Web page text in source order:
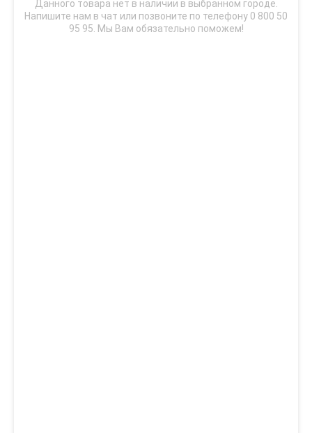
Данного товара нет в наличии в выбранном городе.
Напишите нам в чат или позвоните по телефону 0 800 50
95 95. Мы Вам обязательно поможем!